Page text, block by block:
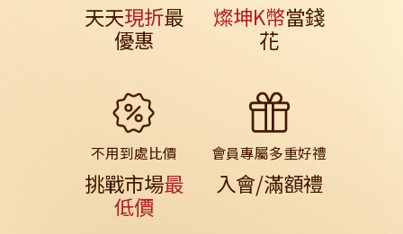
天天現折最
優惠
燦坤K幣當錢
花
不用到處比價
挑戰市場最
低價
會員專屬多重好禮
入會/滿額禮